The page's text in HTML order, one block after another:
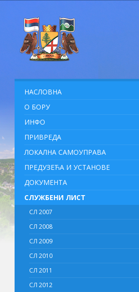
НАСЛОВНА
О БОРУ
ИНФО
ПРИВРЕДА
ЛОКАЛНА САМОУПРАВА
ПРЕДУЗЕЋА И УСТАНОВЕ
ДОКУМЕНТА
СЛУЖБЕНИ ЛИСТ
СЛ 2007
СЛ 2008
СЛ 2009
СЛ 2010
СЛ 2011
СЛ 2012